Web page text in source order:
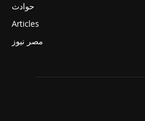
حوادث
Articles
مصر نيوز